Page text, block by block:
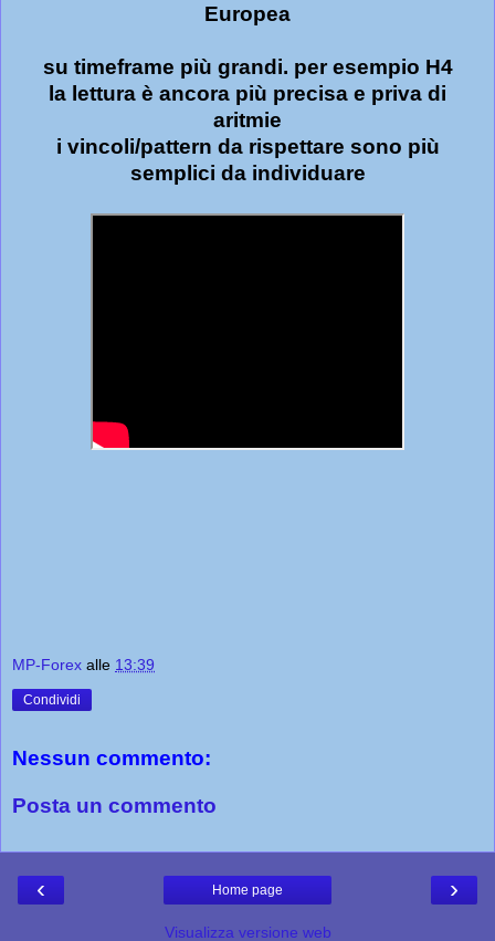
Europea
su timeframe più grandi. per esempio H4
la lettura è ancora più precisa e priva di
aritmie
i vincoli/pattern da rispettare sono più
semplici da individuare
MP-Forex alle 13:39
Condividi
Nessun commento:
Posta un commento
‹ ›
Home page
Visualizza versione web